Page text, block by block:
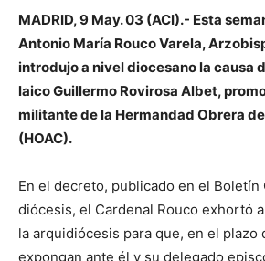
MADRID, 9 May. 03 (ACI).- Esta
Antonio María Rouco Varela,
introdujo a nivel diocesano la causa
laico Guillermo Rovirosa Albet,
militante de la Hermandad Obrera
(HOAC).
En el decreto, publicado en el Boletín
diócesis, el Cardenal Rouco exhortó
la arquidiócesis para que, en el plazo
expongan ante él y su delegado